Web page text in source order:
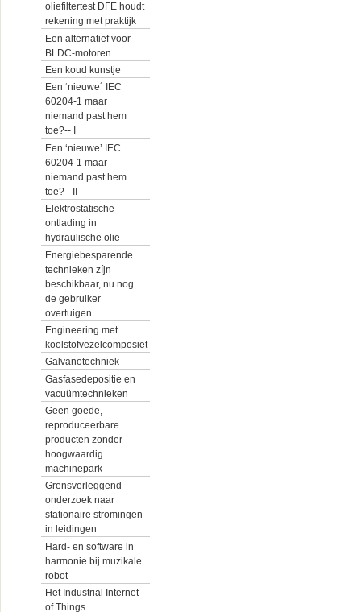
oliefiltertest DFE houdt
rekening met praktijk
Een alternatief voor
BLDC-motoren
Een koud kunstje
Een ‘nieuwe´ IEC
60204-1 maar
niemand past hem
toe?-- I
Een ‘nieuwe’ IEC
60204-1 maar
niemand past hem
toe? - II
Elektrostatische
ontlading in
hydraulische olie
Energiebesparende
technieken zíjn
beschikbaar, nu nog
de gebruiker
overtuigen
Engineering met
koolstofvezelcomposiet
Galvanotechniek
Gasfasedepositie en
vacuümtechnieken
Geen goede,
reproduceerbare
producten zonder
hoogwaardig
machinepark
Grensverleggend
onderzoek naar
stationaire stromingen
in leidingen
Hard- en software in
harmonie bij muzikale
robot
Het Industrial Internet
of Things